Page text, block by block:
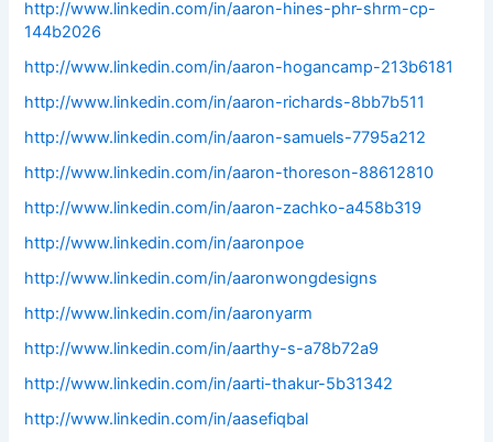
http://www.linkedin.com/in/aaron-hines-phr-shrm-cp-
144b2026
http://www.linkedin.com/in/aaron-hogancamp-213b6181
http://www.linkedin.com/in/aaron-richards-8bb7b511
http://www.linkedin.com/in/aaron-samuels-7795a212
http://www.linkedin.com/in/aaron-thoreson-88612810
http://www.linkedin.com/in/aaron-zachko-a458b319
http://www.linkedin.com/in/aaronpoe
http://www.linkedin.com/in/aaronwongdesigns
http://www.linkedin.com/in/aaronyarm
http://www.linkedin.com/in/aarthy-s-a78b72a9
http://www.linkedin.com/in/aarti-thakur-5b31342
http://www.linkedin.com/in/aasefiqbal